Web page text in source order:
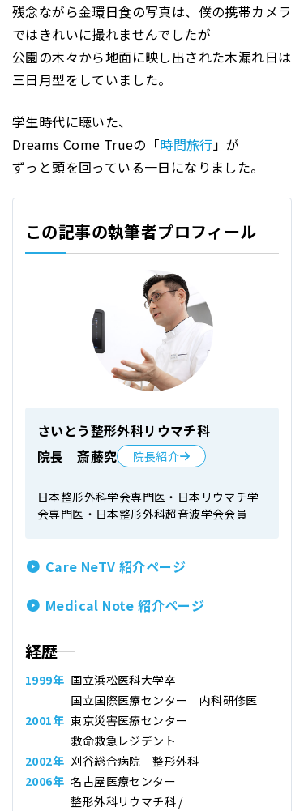
残念ながら金環日食の写真は、僕の携帯カメラ
ではきれいに撮れませんでしたが
公園の木々から地面に映し出された木漏れ日は
三日月型をしていました。
学生時代に聴いた、
Dreams Come Trueの「時間旅行」が
ずっと頭を回っている一日になりました。
この記事の執筆者プロフィール
さいとう整形外科リウマチ科
院長 斎藤究
院長紹介
日本整形外科学会専門医・日本リウマチ学
会専門医・日本整形外科超音波学会会員
Care NeTV 紹介ページ
Medical Note 紹介ページ
経歴
1999年 国立浜松医科大学卒
国立国際医療センター 内科研修医
2001年 東京災害医療センター
救命救急レジデント
2002年 刈谷総合病院 整形外科
2006年 名古屋医療センター
整形外科リウマチ科 /